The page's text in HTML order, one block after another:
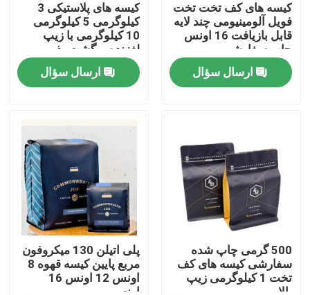
خانه
محصولات
کارخانه تور
کنترل کیفیت
تماس با ما
اخبار
کیسه های کف تخت تخت
فویل آلومینیومی چند لایه
قابل بازیافت 16 اونس
چاپ سفارشی
ارسال سؤال
کیسه های پلاستیکی 3
کیلوگرمی 5 کیلوگرمی
10 کیلوگرمی با زیپ
لغزنده برگشت پذیر.
ارسال سؤال
500 گرمی چاپ شده
سفارشی کیسه های کف
تخت 1 کیلوگرمی زیپ
بالا
پلی اتیلن 130 میکروفون
مربع پایین کیسه قهوه 8
اونس 12 اونس 16
اونس